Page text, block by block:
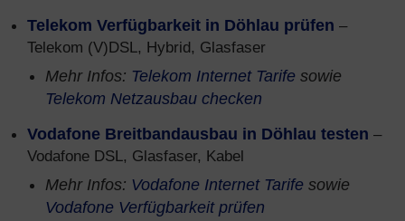
Telekom Verfügbarkeit in Döhlau prüfen –
Telekom (V)DSL, Hybrid, Glasfaser
Mehr Infos: Telekom Internet Tarife sowie
Telekom Netzausbau checken
Vodafone Breitbandausbau in Döhlau testen –
Vodafone DSL, Glasfaser, Kabel
Mehr Infos: Vodafone Internet Tarife sowie
Vodafone Verfügbarkeit prüfen